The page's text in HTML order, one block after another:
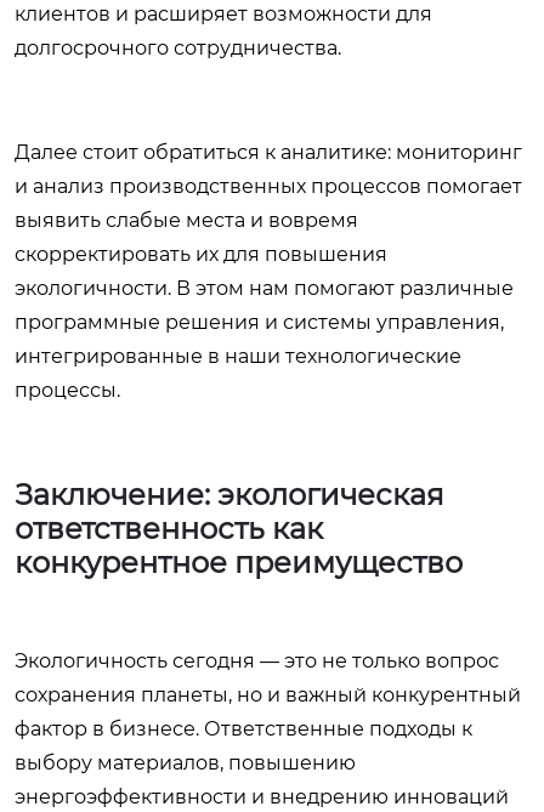
клиентов и расширяет возможности для
долгосрочного сотрудничества.
Далее стоит обратиться к аналитике: мониторинг
и анализ производственных процессов помогает
выявить слабые места и вовремя
скорректировать их для повышения
экологичности. В этом нам помогают различные
программные решения и системы управления,
интегрированные в наши технологические
процессы.
Заключение: экологическая
ответственность как
конкурентное преимущество
Экологичность сегодня — это не только вопрос
сохранения планеты, но и важный конкурентный
фактор в бизнесе. Ответственные подходы к
выбору материалов, повышению
энергоэффективности и внедрению инноваций